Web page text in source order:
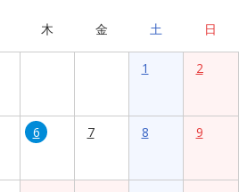
木 金 土 日
1 2
6 7 8 9